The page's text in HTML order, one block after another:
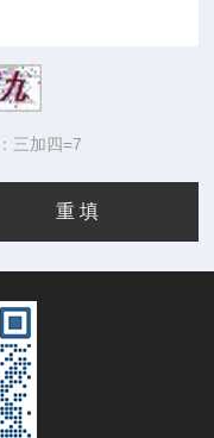
三加四=7